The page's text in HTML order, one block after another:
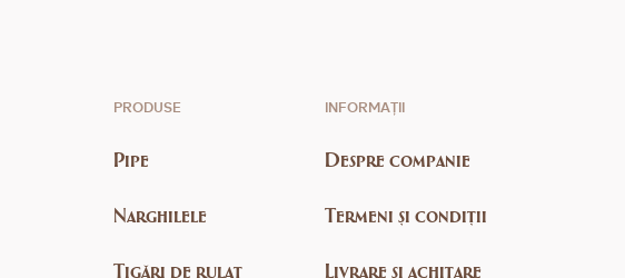
PRODUSE
Pipe
Narghilele
Țigări de rulat
INFORMAȚII
Despre companie
Termeni și condiții
Livrare și achitare